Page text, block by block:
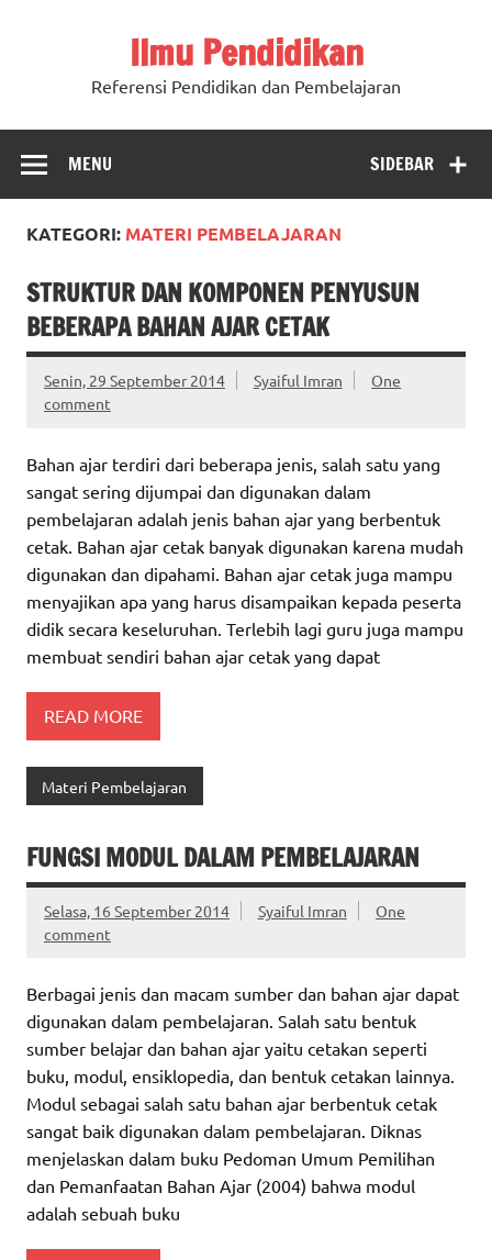
Ilmu Pendidikan
Referensi Pendidikan dan Pembelajaran
SIDEBAR
MENU
KATEGORI: MATERI PEMBELAJARAN
STRUKTUR DAN KOMPONEN PENYUSUN
BEBERAPA BAHAN AJAR CETAK
Senin, 29 September 2014 Syaiful Imran
One
comment
Bahan ajar terdiri dari beberapa jenis, salah satu yang
sangat sering dijumpai dan digunakan dalam
pembelajaran adalah jenis bahan ajar yang berbentuk
cetak. Bahan ajar cetak banyak digunakan karena mudah
digunakan dan dipahami. Bahan ajar cetak juga mampu
menyajikan apa yang harus disampaikan kepada peserta
didik secara keseluruhan. Terlebih lagi guru juga mampu
membuat sendiri bahan ajar cetak yang dapat
READ MORE
Materi Pembelajaran
FUNGSI MODUL DALAM PEMBELAJARAN
Selasa, 16 September 2014 Syaiful Imran
One
comment
Berbagai jenis dan macam sumber dan bahan ajar dapat
digunakan dalam pembelajaran. Salah satu bentuk
sumber belajar dan bahan ajar yaitu cetakan seperti
buku, modul, ensiklopedia, dan bentuk cetakan lainnya.
Modul sebagai salah satu bahan ajar berbentuk cetak
sangat baik digunakan dalam pembelajaran. Diknas
menjelaskan dalam buku Pedoman Umum Pemilihan
dan Pemanfaatan Bahan Ajar (2004) bahwa modul
adalah sebuah buku